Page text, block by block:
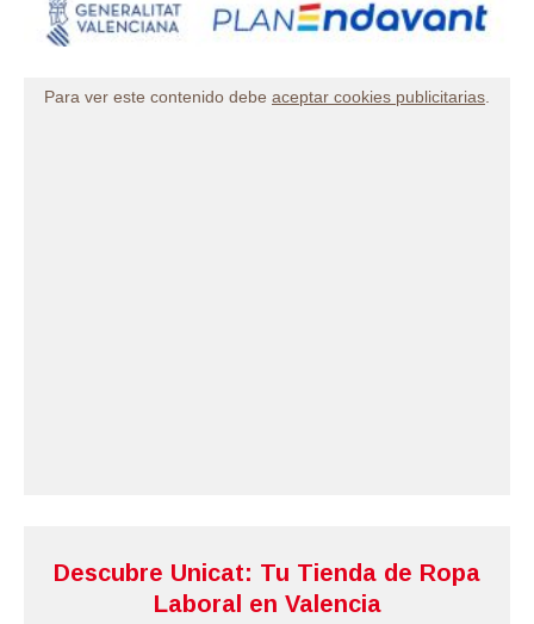
Para ver este contenido debe aceptar cookies publicitarias
Descubre Unicat: Tu Tienda de Ropa
Laboral en Valencia